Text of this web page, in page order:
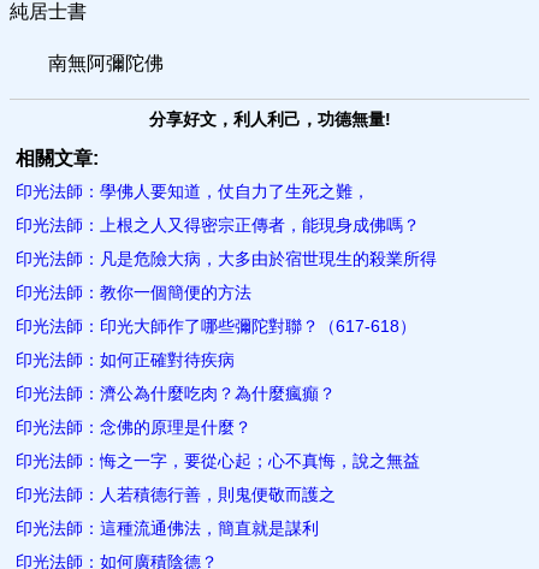
純居士書
南無阿彌陀佛
分享好文，利人利己，功德無量!
相關文章:
印光法師：學佛人要知道，仗自力了生​死之難，
印光法師：上根之人又得密宗正傳者，能現身成佛嗎？
印光法師：凡是危險大病，大多由於宿世現生的殺業所得
印光法師：教你一個簡便的方法
印光法師：印光大師作了哪些彌陀對聯？（617-618）
印光法師：如何正確對待疾病
印光法師：濟公為什麼吃肉？為​什麼瘋癲？
印光法師：念佛的原理是什麼？
印光法師：悔之一字，要從心起；心不真悔，說之無益
印光法師：人若積德行善，則鬼便​敬而護之
印光法師：這種流通佛法，簡直就是謀利
印光法師：如何廣積陰德？